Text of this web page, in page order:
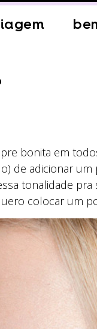
bonita em
de adicionar
tonalidade
colocar um